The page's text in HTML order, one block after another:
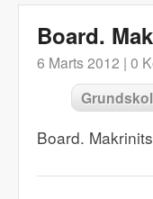
Board.
6 Marts 2012 | 0
Board.